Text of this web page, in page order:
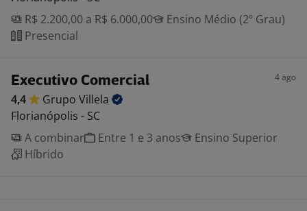
R$ 2.200,00 a R$ 6.000,00
Ensino Médio (2º Grau)
Presencial
Executivo Comercial 4 ago
4,4 Grupo Villela
Florianópolis - SC
A combinar
Entre 1 e 3 anos
Ensino Superior
Híbrido